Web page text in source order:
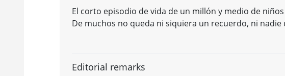
El corto episodio de vida de un millón y medio de
De muchos no queda ni siquiera un recuerdo, ni
Editorial remarks